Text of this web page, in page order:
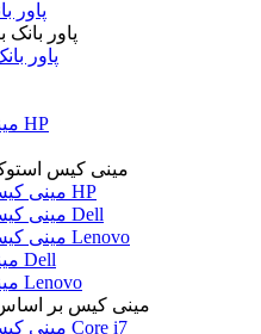
پاور بانک
پاور
پاور
مینی کیس استوک HP
مینی کیس
مینی کیس استوک HP
مینی کیس استوک Dell
مینی کیس استوک Lenovo
مینی کیس استوک Dell
مینی کیس استوک Lenovo
مینی کیس بر
مینی کیس استوک Core i7